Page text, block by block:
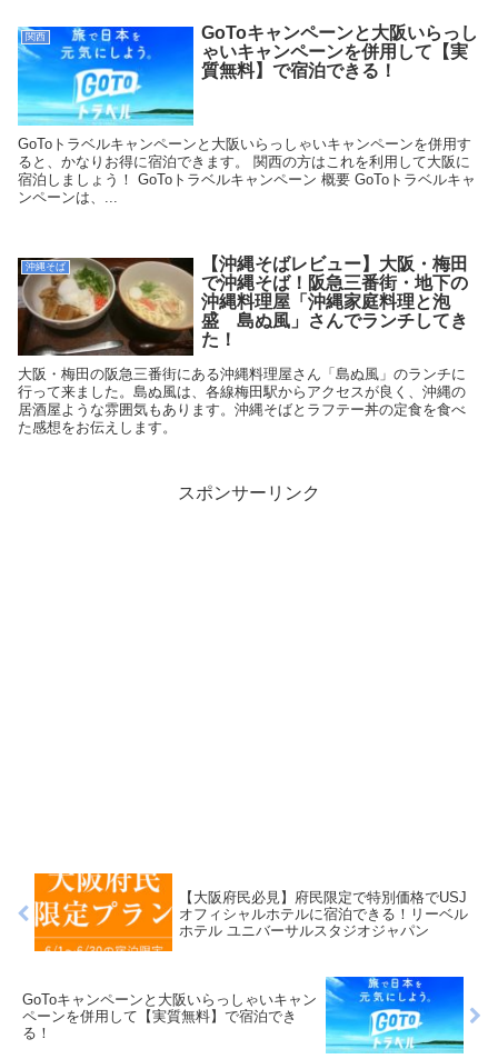
関西
GoToキャンペーンと大阪いらっし
ゃいキャンペーンを併用して【実
質無料】で宿泊できる！
GoToトラベルキャンペーンと大阪いらっしゃいキャンペーンを併用す
ると、かなりお得に宿泊できます。 関西の方はこれを利用して大阪に
宿泊しましょう！ GoToトラベルキャンペーン 概要 GoToトラベルキャ
ンペーンは、...
沖縄そば
【沖縄そばレビュー】大阪・梅田
で沖縄そば！阪急三番街・地下の
沖縄料理屋「沖縄家庭料理と泡
盛 島ぬ風」さんでランチしてき
た！
大阪・梅田の阪急三番街にある沖縄料理屋さん「島ぬ風」のランチに
行って来ました。島ぬ風は、各線梅田駅からアクセスが良く、沖縄の
居酒屋ような雰囲気もあります。沖縄そばとラフテー丼の定食を食べ
た感想をお伝えします。
スポンサーリンク
【大阪府民必見】府民限定で特別価格でUSJ
オフィシャルホテルに宿泊できる！リーベル
ホテル ユニバーサルスタジオジャパン
GoToキャンペーンと大阪いらっしゃいキャン
ペーンを併用して【実質無料】で宿泊でき
る！